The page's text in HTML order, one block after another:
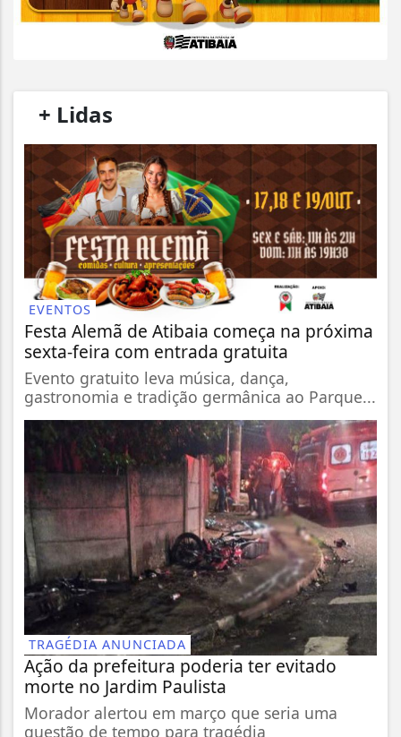
+ Lidas
EVENTOS
Festa Alemã de Atibaia começa na próxima
sexta-feira com entrada gratuita
Evento gratuito leva música, dança,
gastronomia e tradição germânica ao Parque...
TRAGÉDIA ANUNCIADA
Ação da prefeitura poderia ter evitado
morte no Jardim Paulista
Morador alertou em março que seria uma
questão de tempo para tragédia